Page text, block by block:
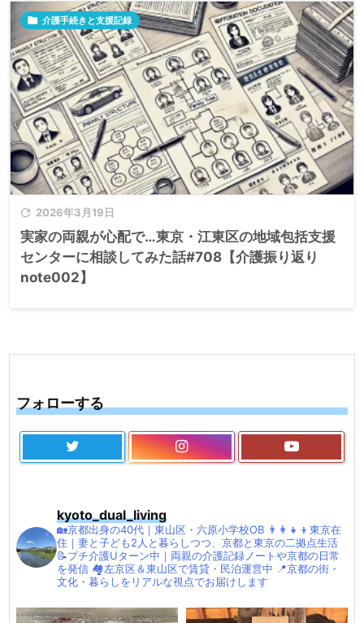
 2026年3月19日
 介護手続きと支援記録
実家の両親が心配で…東京・江東区の地域包括支援
センターに相談してみた話#708【介護振り返り
note002】
フォローする
kyoto_dual_living
🏡京都出身の40代｜東山区・六原小学校OB 👨‍👩‍👧‍👦東京在
住｜妻と子ども2人と暮らしつつ、京都と東京の二拠点生活
📝プチ介護Uターン中｜両親の介護記録ノートや京都の日常
を発信 🏘左京区＆東山区で賃貸・民泊運営中 📍京都の街・
文化・暮らしをリアルな視点でお届けします